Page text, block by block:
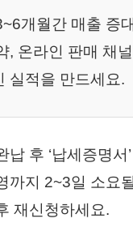
개월간 매출 증
, 온라인 판매 채
실적을 만드세요.
납 후 ‘납세증명서
까지 2~3일 소요
재신청하세요.